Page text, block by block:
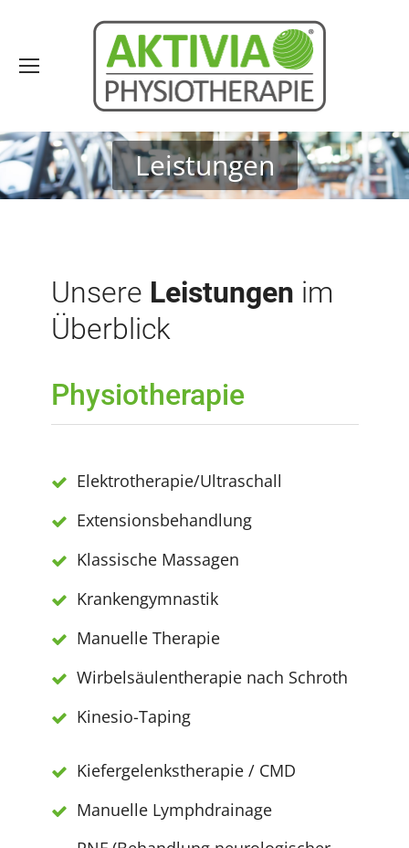
Leistungen
Sie befinden sich hier:
Unsere Leistungen im
Überblick
Physiotherapie
Elektrotherapie/Ultraschall
Extensionsbehandlung
Klassische Massagen
Krankengymnastik
Manuelle Therapie
Wirbelsäulentherapie nach Schroth
Kinesio-Taping
Kiefergelenkstherapie / CMD
Manuelle Lymphdrainage